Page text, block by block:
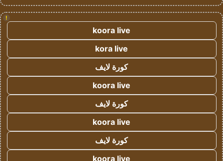
!
koora live
kora live
كورة لايف
koora live
كورة لايف
koora live
كورة لايف
koora live